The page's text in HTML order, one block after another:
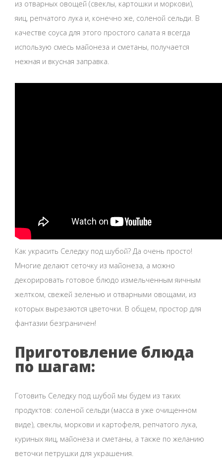
из отварных овощей (свеклы, картошки и моркови),
яиц, репчатого лука и, конечно же, соленой сельди. В
качестве соуса для этого простого салата я всегда
использую смесь майонеза и сметаны, получается
нежная и вкусная заправка.
Как украсить Селедку под шубой? Да очень просто!
Многие делают сеточку из майонеза, а можно
декорировать готовое блюдо измельченным яичным
желтком, свежей зеленью и отварными овощами, из
которых вырезаются цветочки. В общем, простор для
фантазии безграничен!
Приготовление блюда
по шагам:
Готовить Селедку под шубой мы будем из таких
продуктов: соленой сельди (масса в уже очищенном
виде), свеклы, моркови и картофеля, репчатого лука,
куриных яиц, майонеза и сметаны, а также по желанию
веточки петрушки для украшения.